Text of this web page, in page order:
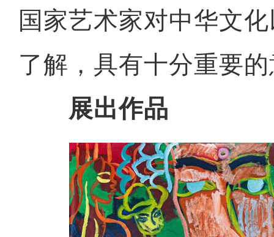
国家艺术家对中华文
了解，具有十分重要
展出作品